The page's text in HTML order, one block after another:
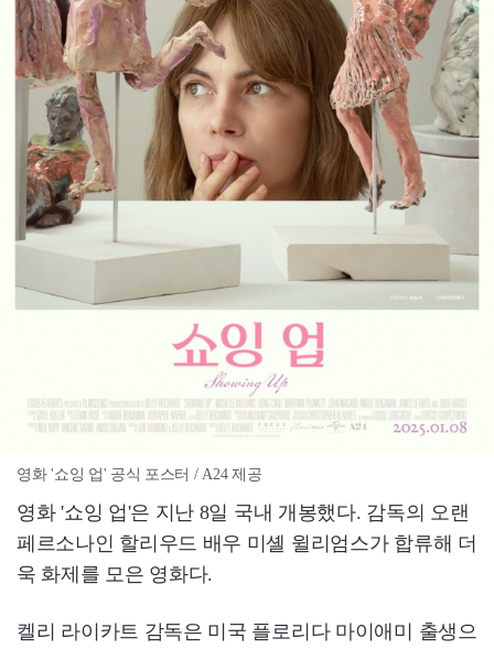
영화 '쇼잉 업' 공식 포스터 / A24 제공
영화 '쇼잉 업'은 지난 8일 국내 개봉했다. 감독의 오랜
페르소나인 할리우드 배우 미셸 윌리엄스가 합류해 더
욱 화제를 모은 영화다.
켈리 라이카트 감독은 미국 플로리다 마이애미 출생으